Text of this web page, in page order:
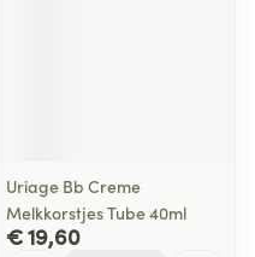
Uriage Bb Creme
Melkkorstjes Tube 40ml
€ 19,60